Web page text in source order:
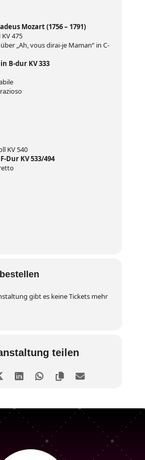
Mozart (1756 – 1791)
475
„Ah, vous dirai-je Maman“ in C-
B-dur KV 333
KV 540
Dur KV 533/494
gibt es keine Tickets mehr
teilen